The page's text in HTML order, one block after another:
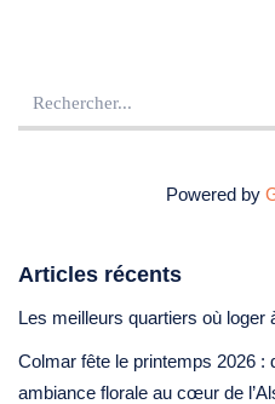
Powered by
Articles récents
Les meilleurs quartiers où loger
Colmar fête le printemps 2026
ambiance florale au cœur de